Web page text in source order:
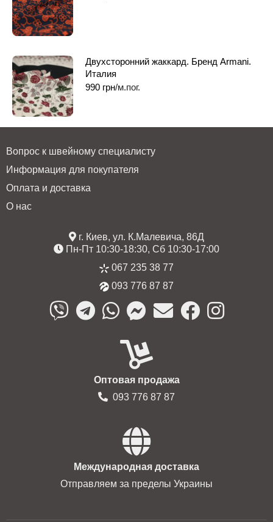
Двухсторонний жаккард. Бренд Armani.
Италия
990 грн/м.пог.
Вопрос к швейному специалисту
Информация для покупателя
Оплата и доставка
О нас
г. Киев, ул. К.Малевича, 86Д
Пн-Пт 10:30-18:30, Сб 10:30-17:00
067 235 38 77
093 776 87 87
Оптовая продажа
093 776 87 87
Международная доставка
Отправляем за пределы Украины